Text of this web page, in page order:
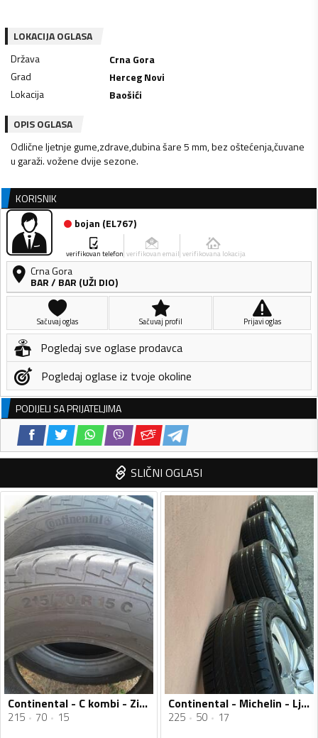
LOKACIJA OGLASA
Država
Crna Gora
Grad
Herceg Novi
Lokacija
Baošići
OPIS OGLASA
Odlične ljetnje gume,zdrave,dubina šare 5 mm, bez oštećenja,čuvane
u garaži. vožene dvije sezone.
KORISNIK
bojan (EL767)
verifikovan telefon verifikovan email verifikovana lokacija
Crna Gora
BAR/ BAR (UŽI DIO)
Sačuvaj oglas Sačuvaj profil Prijavi oglas
Pogledaj sve oglase prodavca
Pogledaj oglase iz tvoje okoline
PODIJELI SA PRIJATELJIMA
SLIČNI OGLASI
Continental - C kombi - Zimska guma
215 70 15
Continental - Michelin - Ljetnja guma
225 50 17